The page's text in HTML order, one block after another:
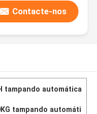
Contacte-nos
tampando automática
tampando automáti